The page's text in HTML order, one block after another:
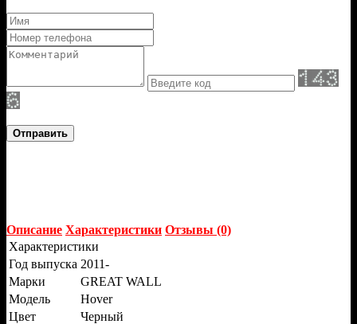
Отправить
Описание Характеристики Отзывы (0)
Характеристики
Год выпуска 2011-
Марки
GREAT WALL
Модель
Hover
Цвет
Черный